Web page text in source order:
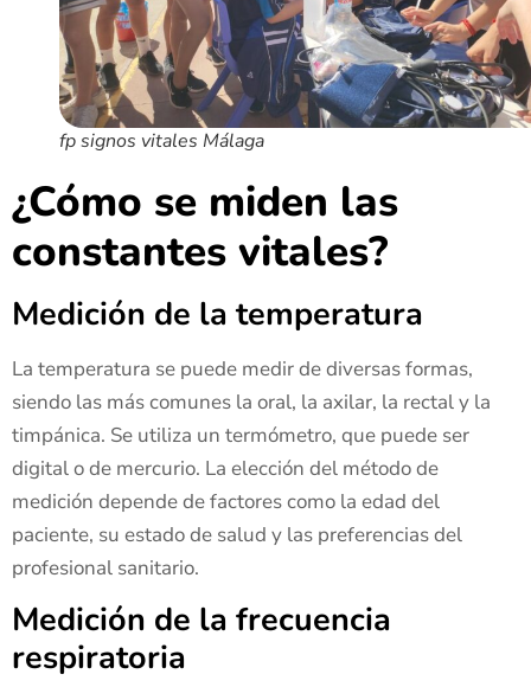
fp signos vitales Málaga
¿Cómo se miden las
constantes vitales?
Medición de la temperatura
La temperatura se puede medir de diversas formas,
siendo las más comunes la oral, la axilar, la rectal y la
timpánica. Se utiliza un termómetro, que puede ser
digital o de mercurio. La elección del método de
medición depende de factores como la edad del
paciente, su estado de salud y las preferencias del
profesional sanitario.
Medición de la frecuencia
respiratoria